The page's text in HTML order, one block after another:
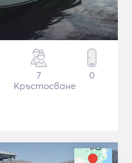
7
Кръстосване
0